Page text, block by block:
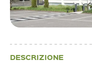
DESCRIZIONE